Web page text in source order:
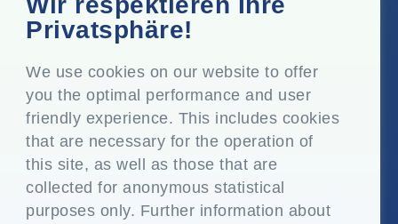
Privatsphäre!
We use cookies on our website to offer
you the optimal performance and user
friendly experience. This includes cookies
that are necessary for the operation of
this site, as well as those that are
collected for anonymous statistical
purposes only. Further information about
Top Floor, Times Tower, Kamala City, Senapati Bapat
Marg, Lower Parel, Mumbai - 400 013, Maharashtra,
Eingetragener Sitz
P.O. Vasind, Taluka Shahapur, Dist. Thane - 421 604,
Maharashtra Indien
+91-22-24819000
info@eplglobal.com